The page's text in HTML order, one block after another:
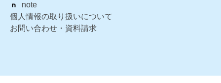
note
個人情報の取り扱いについて
お問い合わせ・資料請求